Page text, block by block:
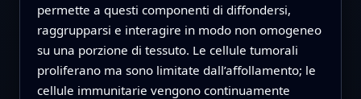
permette a questi componenti di diffondersi,
raggrupparsi e interagire in modo non omogeneo
su una porzione di tessuto. Le cellule tumorali
proliferano ma sono limitate dall’affollamento; le
cellule immunitarie vengono continuamente